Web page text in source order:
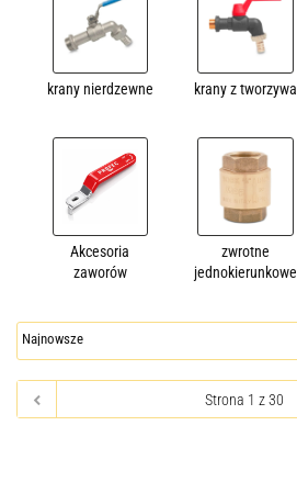
krany nierdzewne krany z tworzywa
Akcesoria
zaworów
zwrotne
jednokierunkowe